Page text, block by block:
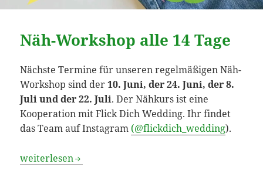
Näh-Workshop alle 14 Tage
Nächste Termine für unseren regelmäßigen Näh-
Workshop sind der10. Juni, der 24. Juni, der 8.
Juli und der 22. Juli. Der Nähkurs ist eine
Kooperation mit Flick Dich Wedding. Ihr findet
das Team auf Instagram (@flickdich_wedding).
Näh-Workshop alle 14 Tage
weiterlesen